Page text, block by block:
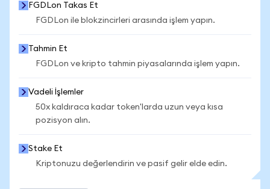
FGDLon Takas Et
FGDLon ile blokzincirleri arasında işlem yapın.
Tahmin Et
FGDLon ve kripto tahmin piyasalarında işlem yapın.
Vadeli İşlemler
50x kaldıraca kadar token'larda uzun veya kısa
pozisyon alın.
Stake Et
Kriptonuzu değerlendirin ve pasif gelir elde edin.